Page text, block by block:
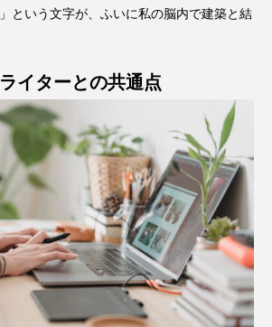
という文字が、ふいに私の脳内で建築と結
イターとの共通点